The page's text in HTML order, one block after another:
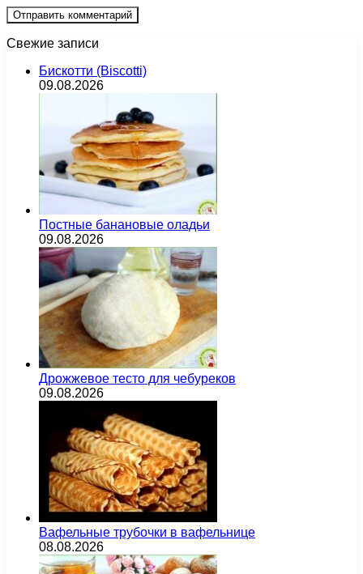
Свежие записи
Бискотти (Biscotti)
09.08.2026
Постные банановые оладьи
09.08.2026
Дрожжевое тесто для чебуреков
09.08.2026
Вафельные трубочки в вафельнице
08.08.2026